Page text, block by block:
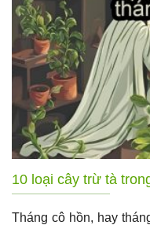
10 loại cây trừ tà
Tháng cô hồn, hay